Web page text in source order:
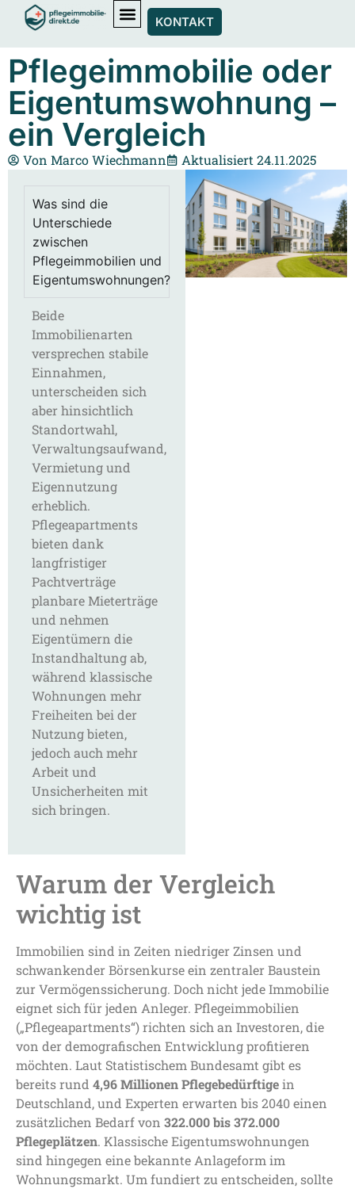
KONTAKT
Pflegeimmobilie oder
Eigentumswohnung –
ein Vergleich
Von Marco Wiechmann Aktualisiert 24.11.2025
Was sind die
Unterschiede
zwischen
Pflegeimmobilien und
Eigentumswohnungen?
Beide
Immobilienarten
versprechen stabile
Einnahmen,
unterscheiden sich
aber hinsichtlich
Standortwahl,
Verwaltungsaufwand,
Vermietung und
Eigennutzung
erheblich.
Pflegeapartments
bieten dank
langfristiger
Pachtverträge
planbare Mieterträge
und nehmen
Eigentümern die
Instandhaltung ab,
während klassische
Wohnungen mehr
Freiheiten bei der
Nutzung bieten,
jedoch auch mehr
Arbeit und
Unsicherheiten mit
sich bringen.
Warum der Vergleich
wichtig ist
Immobilien sind in Zeiten niedriger Zinsen und
schwankender Börsenkurse ein zentraler Baustein
zur Vermögenssicherung. Doch nicht jede Immobilie
eignet sich für jeden Anleger. Pflegeimmobilien
(„Pflegeapartments“) richten sich an Investoren, die
von der demografischen Entwicklung profitieren
möchten. Laut Statistischem Bundesamt gibt es
bereits rund 4,96 Millionen Pflegebedürftigein
Deutschland, und Experten erwarten bis 2040 einen
zusätzlichen Bedarf von 322.000 bis 372.000
Pflegeplätzen. Klassische Eigentumswohnungen
sind hingegen eine bekannte Anlageform im
Wohnungsmarkt. Um fundiert zu entscheiden, sollte